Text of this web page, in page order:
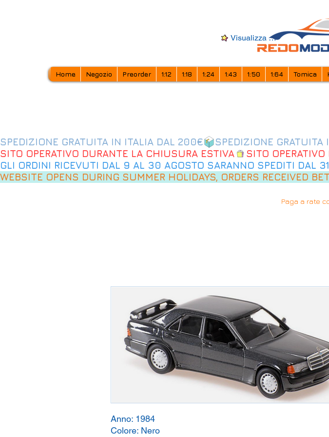
Visualizza punti
Home Negozio Preorder 1:12 1:18 1:24 1:43 1:50 1:64 Tomica
SPEDIZIONE GRATUITA IN ITALIA DAL 200€
SITO OPERATIVO DURANTE LA CHIUSURA ESTIVA
GLI ORDINI RICEVUTI DAL 9 AL 30 AGOSTO SARANNO SPEDITI DAL
WEBSITE OPENS DURING SUMMER HOLIDAYS, ORDERS RECEIVED
Paga a rate
Anno: 1984
Colore: Nero